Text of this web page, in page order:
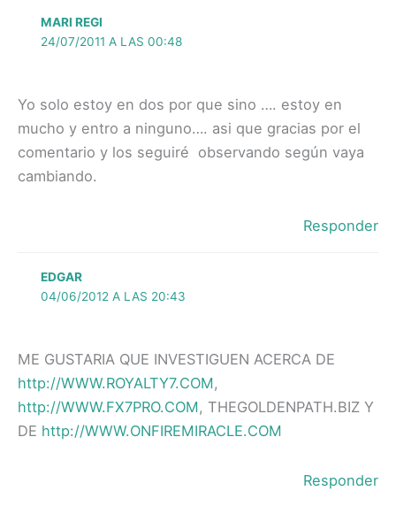
MARI REGI
24/07/2011 A LAS 00:48
Yo solo estoy en dos por que sino …. estoy en
mucho y entro a ninguno…. asi que gracias por el
comentario y los seguiré observando según vaya
cambiando.
Responder
EDGAR
04/06/2012 A LAS 20:43
ME GUSTARIA QUE INVESTIGUEN ACERCA DE
http://WWW.ROYALTY7.COM,
http://WWW.FX7PRO.COM, THEGOLDENPATH.BIZ Y
DE http://WWW.ONFIREMIRACLE.COM
Responder